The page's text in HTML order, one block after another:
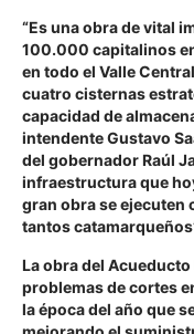
“Es una obra de vital
100.000 capitalinos
en todo el Valle
cuatro cisternas
capacidad de
intendente Gustavo
del gobernador Raúl
infraestructura que
gran obra se ejecuten
tantos
La obra del
problemas de cortes
la época del año que